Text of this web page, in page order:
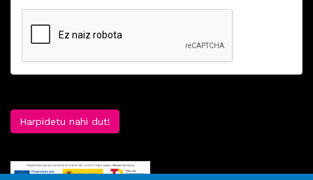
Harpidetu nahi dut!